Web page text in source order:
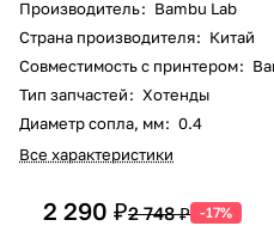
Производитель: Bambu Lab
Страна производителя: Китай
Совместимость с принтером:
Тип запчастей: Хотенды
Диаметр сопла, мм: 0.4
Все характеристики
2 290 ₽2 748 ₽ -17%